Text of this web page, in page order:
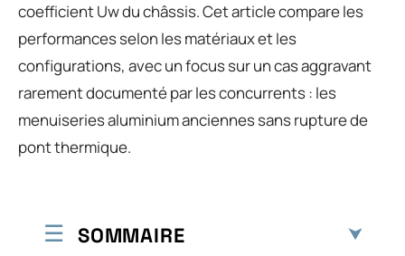
coefficient Uw du châssis. Cet article compare les
performances selon les matériaux et les
configurations, avec un focus sur un cas aggravant
rarement documenté par les concurrents : les
menuiseries aluminium anciennes sans rupture de
pont thermique.
SOMMAIRE